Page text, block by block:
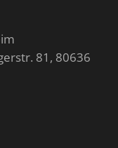
81, 80636